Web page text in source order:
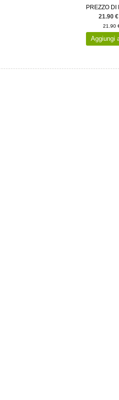
PREZZO DI
21.90
21.90
Aggiungi